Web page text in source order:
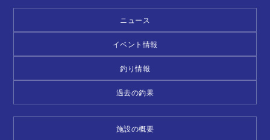
ニュース
イベント情報
釣り情報
過去の釣果
施設の概要